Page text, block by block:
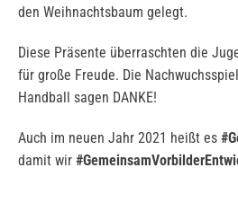
den Weihnachtsbaum gelegt.
Diese Präsente überraschten die
für große Freude. Die
Handball sagen DANKE!
Auch im neuen Jahr 2021 heißt es
damit wir